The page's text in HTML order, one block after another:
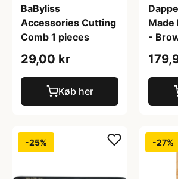
BaByliss
Accessories Cutting
Comb 1 pieces
29,00 kr
Køb her
Made
-
-25% -27%